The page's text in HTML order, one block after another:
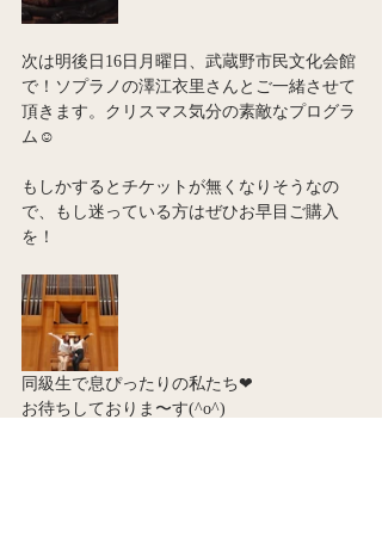
次は明後日16日月曜日、武蔵野市民文化会館
で！ソプラノの澤江衣里さんとご一緒させて
頂きます。クリスマス気分の素敵なプログラ
ム☺️
もしかするとチケットが無くなりそうなの
で、もし迷っている方はぜひお早目ご購入
を！
同級生で息ぴったりの私たち❤︎
お待ちしておりま〜す(^o^)